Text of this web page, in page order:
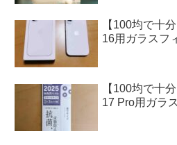
【100均で十
16用ガラスフ
【100均で十
17 Pro用ガラ